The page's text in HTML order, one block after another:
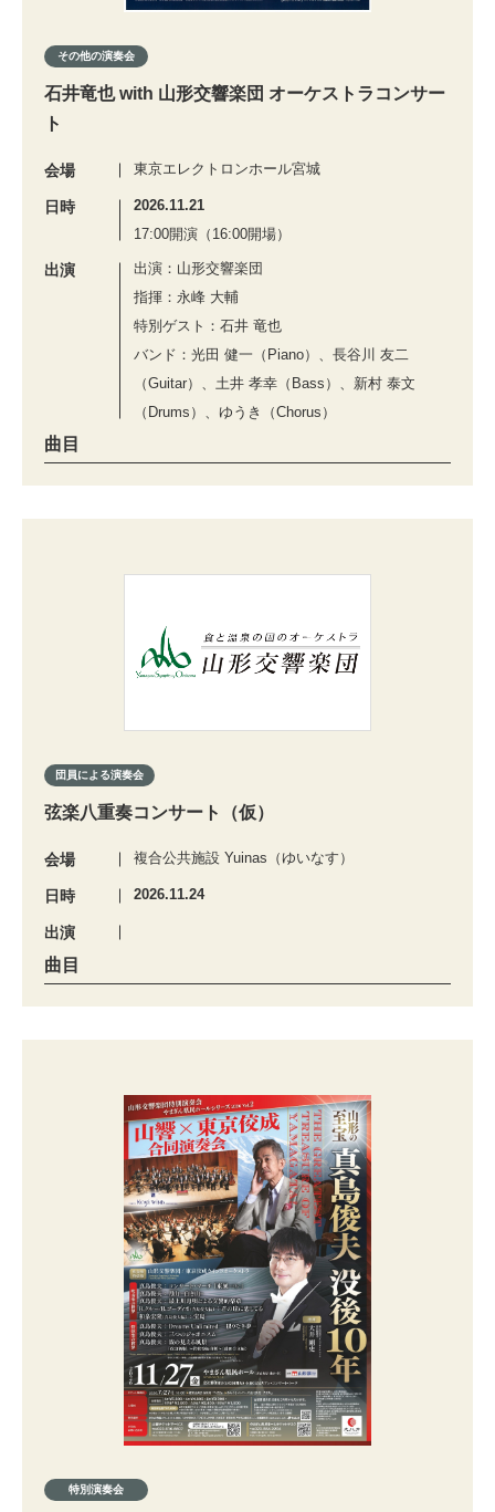
その他の演奏会
石井竜也 with 山形交響楽団 オーケストラコンサー
ト
会場 東京エレクトロンホール宮城
日時
2026.11.21
17:00開演（16:00開場）
出演
出演：山形交響楽団
指揮：永峰 大輔
特別ゲスト：石井 竜也
バンド：光田 健一（Piano）、長谷川 友二
（Guitar）、土井 孝幸（Bass）、新村 泰文
（Drums）、ゆうき（Chorus）
曲目
団員による演奏会
弦楽八重奏コンサート（仮）
会場 複合公共施設 Yuinas（ゆいなす）
日時 2026.11.24
出演
曲目
特別演奏会